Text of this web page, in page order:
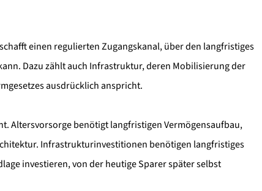
einen regulierten Zugangskanal, über den langfristiges
Dazu zählt auch Infrastruktur, deren Mobilisierung der
ausdrücklich anspricht.
Altersvorsorge benötigt langfristigen Vermögensaufbau,
Infrastrukturinvestitionen benötigen langfristiges
investieren, von der heutige Sparer später selbst